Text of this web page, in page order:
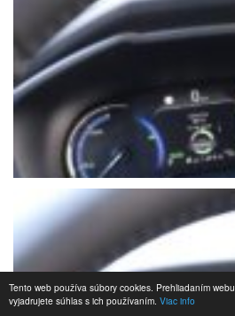
Tento web používa súbory cookies. Prehliadaním webu
vyjadrujete súhlas s ich používaním. Viac info